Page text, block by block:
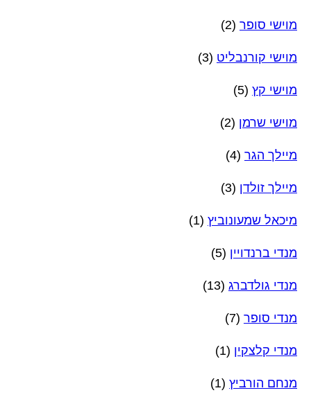
מוישי סופר (2)
מוישי קורנבליט (3)
מוישי קץ (5)
מוישי שרמן (2)
מיילך הגר (4)
מיילך זולדן (3)
מיכאל שמעונוביץ (1)
מנדי ברנדויין (5)
מנדי גולדברג (13)
מנדי סופר (7)
מנדי קלצקין (1)
מנחם הורביץ (1)